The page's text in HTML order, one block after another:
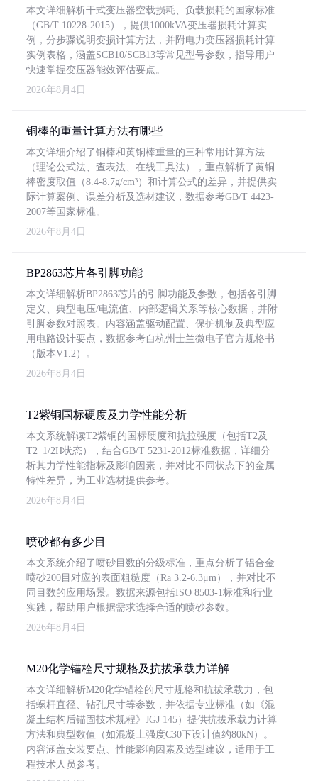
本文详细解析干式变压器空载损耗、负载损耗的国家标准
（GB/T 10228-2015），提供1000kVA变压器损耗计算实
例，分步骤说明变损计算方法，并附电力变压器损耗计算
实例表格，涵盖SCB10/SCB13等常见型号参数，指导用户
快速掌握变压器能效评估要点。
2026年8月4日
铜棒的重量计算方法有哪些
本文详细介绍了铜棒和黄铜棒重量的三种常用计算方法
（理论公式法、查表法、在线工具法），重点解析了黄铜
棒密度取值（8.4-8.7g/cm³）和计算公式的差异，并提供实
际计算案例、误差分析及选材建议，数据参考GB/T 4423-
2007等国家标准。
2026年8月4日
BP2863芯片各引脚功能
本文详细解析BP2863芯片的引脚功能及参数，包括各引脚
定义、典型电压/电流值、内部逻辑关系等核心数据，并附
引脚参数对照表。内容涵盖驱动配置、保护机制及典型应
用电路设计要点，数据参考自杭州士兰微电子官方规格书
（版本V1.2）。
2026年8月4日
T2紫铜国标硬度及力学性能分析
本文系统解读T2紫铜的国标硬度和抗拉强度（包括T2及
T2_1/2H状态），结合GB/T 5231-2012标准数据，详细分
析其力学性能指标及影响因素，并对比不同状态下的金属
特性差异，为工业选材提供参考。
2026年8月4日
喷砂都有多少目
本文系统介绍了喷砂目数的分级标准，重点分析了铝合金
喷砂200目对应的表面粗糙度（Ra 3.2-6.3μm），并对比不
同目数的应用场景。数据来源包括ISO 8503-1标准和行业
实践，帮助用户根据需求选择合适的喷砂参数。
2026年8月4日
M20化学锚栓尺寸规格及抗拔承载力详解
本文详细解析M20化学锚栓的尺寸规格和抗拔承载力，包
括螺杆直径、钻孔尺寸等参数，并依据专业标准（如《混
凝土结构后锚固技术规程》JGJ 145）提供抗拔承载力计算
方法和典型数值（如混凝土强度C30下设计值约80kN）。
内容涵盖安装要点、性能影响因素及选型建议，适用于工
程技术人员参考。